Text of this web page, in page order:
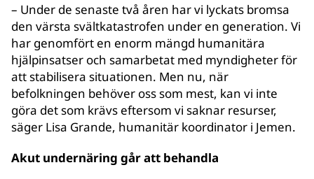
– Under de senaste två åren har vi lyckats bromsa
den värsta svältkatastrofen under en generation. Vi
har genomfört en enorm mängd humanitära
hjälpinsatser och samarbetat med myndigheter för
att stabilisera situationen. Men nu, när
befolkningen behöver oss som mest, kan vi inte
göra det som krävs eftersom vi saknar resurser,
säger Lisa Grande, humanitär koordinator i Jemen.
Akut undernäring går att behandla